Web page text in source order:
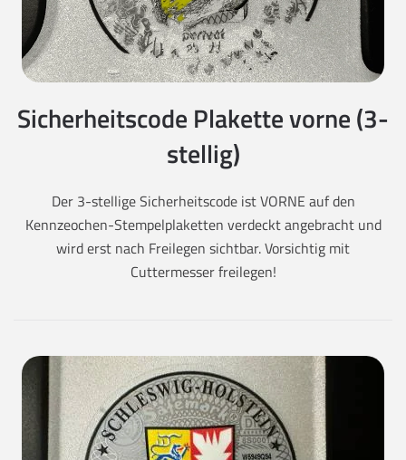
Sicherheitscode Plakette vorne (3-
stellig)
Der 3-stellige Sicherheitscode ist VORNE auf den
Kennzeochen-Stempelplaketten verdeckt angebracht und
wird erst nach Freilegen sichtbar. Vorsichtig mit
Cuttermesser freilegen!